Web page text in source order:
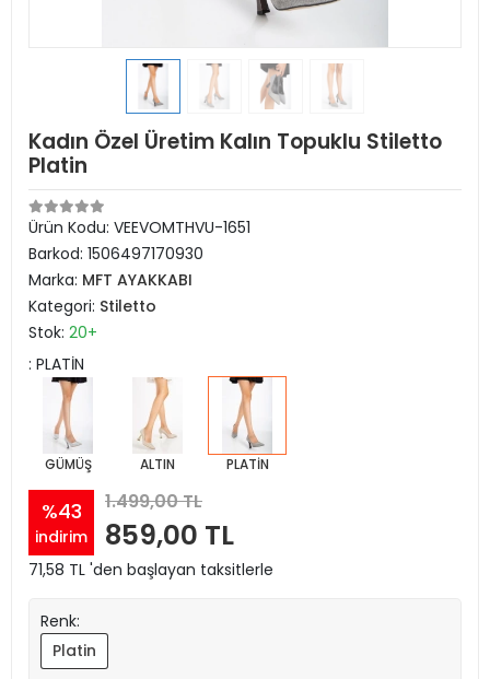
Kadın Özel Üretim Kalın Topuklu Stiletto
Platin
Ürün Kodu: VEEVOMTHVU-1651
Barkod: 1506497170930
Marka: MFT AYAKKABI
Kategori: Stiletto
Stok: 20+
: PLATİN
GÜMÜŞ ALTIN PLATİN
%43
indirim
1.499,00 TL
859,00 TL
71,58 TL 'den başlayan taksitlerle
Renk:
Platin